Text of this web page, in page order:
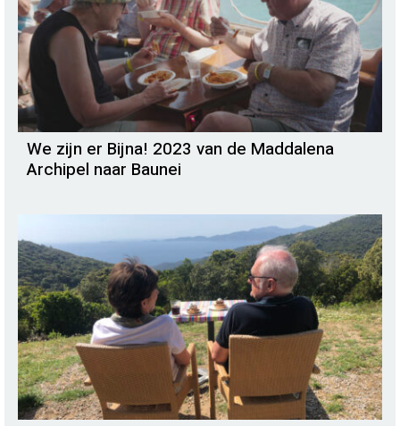
We zijn er Bijna! 2023 van de Maddalena
Archipel naar Baunei